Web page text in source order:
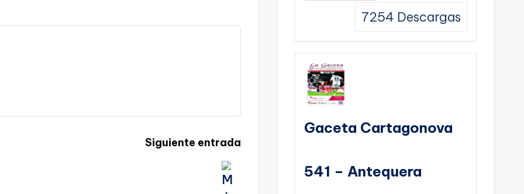
Siguiente entrada
7254 Descargas
Gaceta Cartagonova
541 – Antequera